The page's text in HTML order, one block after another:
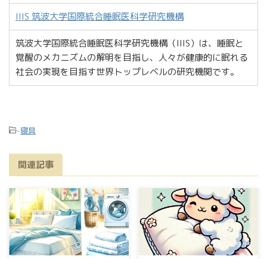
IIIS 筑波大学国際統合睡眠医科学研究機構
筑波大学国際統合睡眠医科学研究機構（IIIS）は、睡眠と
覚醒のメカニズムの解明を目指し、人々が健康的に眠れる
社会の実現を目指す世界トップレベルの研究機関です。
-寝具
関連記事
2024/10/14 2024/9/15